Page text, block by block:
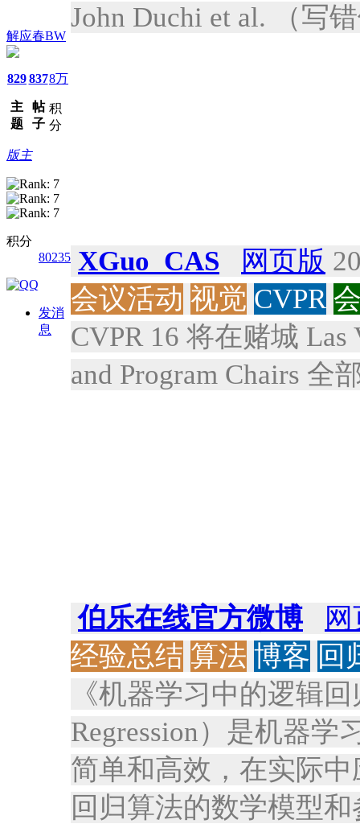
解应春BW
829
主
题
837
帖
子
8万
积
分
版主
积分
80235
发消
息
John Duchi et al. （写
XGuo_CAS 网页版
会议活动 视觉 CVPR
CVPR 16 将在赌城 Las
and Program Chairs 全
伯乐在线官方微博
经验总结 算法 博客 回
《机器学习中的逻辑
Regression）是机器
简单和高效，在实际
回归算法的数学模型